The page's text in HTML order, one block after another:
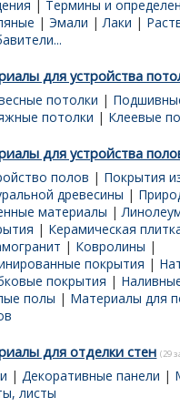
| Термины и
|Эмали |Лаки |
для устройства
потолки |
потолки | Клеевые
для устройства
полов | Покрытия
древесины |
материалы |
| Керамическая
| Ковролины |
покрытия |
покрытия |
полы | Материалы для
для отделки стен (29
|Декоративные панели |
листы